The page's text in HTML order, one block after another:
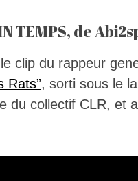
TEMPS, de
clip du rappeur
Rats”, sorti sous le
du collectif CLR, et